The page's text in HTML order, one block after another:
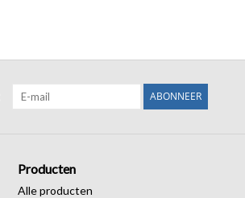
ABONNEER
Producten
Alle producten